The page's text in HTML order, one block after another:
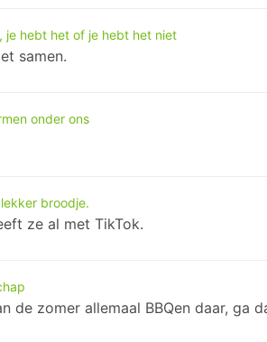
je hebt het of je hebt het niet
samen.
onder ons
broodje.
ze al met TikTok.
de zomer allemaal BBQen daar,